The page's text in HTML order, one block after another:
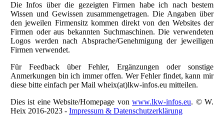
Die Infos über die gezeigten Firmen habe ich nach bestem
Wissen und Gewissen zusammengetragen. Die Angaben über
den jeweilen Firmensitz kommen direkt von den Websites der
Firmen oder aus bekannten Suchmaschinen. Die verwendeten
Logos werden nach Absprache/Genehmigung der jeweiligen
Firmen verwendet.
Für Feedback über Fehler, Ergänzungen oder sonstige
Anmerkungen bin ich immer offen. Wer Fehler findet, kann mir
diese bitte einfach per Mail wheix(at)lkw-infos.eu mitteilen.
Dies ist eine Website/Homepage vonwww.lkw-infos.eu. © W.
Heix 2016-2023 - Impressum & Datenschutzerklärung